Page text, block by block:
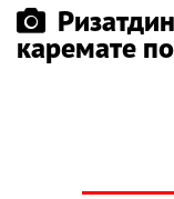
каремате